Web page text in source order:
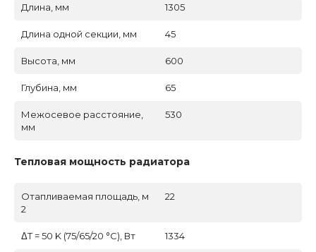
Длина, мм 1305
Длина одной секции, мм 45
Высота, мм 600
Глубина, мм 65
Межосевое расстояние,
мм
530
Тепловая мощность радиатора
Отапливаемая площадь, м
2
22
ΔT = 50 K (75/65/20 °C), Вт 1334